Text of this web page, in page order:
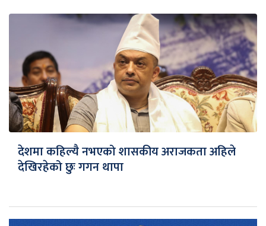
देशमा कहिल्यै नभएको शासकीय अराजकता अहिले
देखिरहेको छुः गगन थापा